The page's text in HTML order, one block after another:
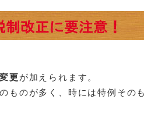
更が加えられます。
ものが多く、時には特例その